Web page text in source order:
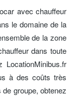
avec chauffeur
le domaine de la
de la zone
dans toute
à des coûts très
groupe, obtenez